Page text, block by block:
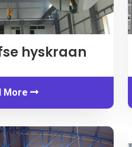
hyskraan
More